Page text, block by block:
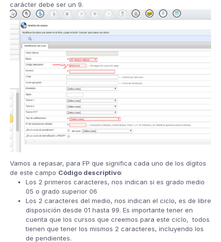
carácter debe ser un 9.
Vamos a repasar, para FP que significa cada uno de los dígitos
de este campo Código descriptivo:
Los 2 primeros caracteres, nos indican si es grado medio
05 o grado superior 06
Los 2 caracteres del medio, nos indican el ciclo, es de libre
disposición desde 01 hasta 99. Es importante tener en
cuenta que los cursos que creemos para este ciclo, todos
tienen que tener los mismos 2 caracteres, incluyendo los
de pendientes.